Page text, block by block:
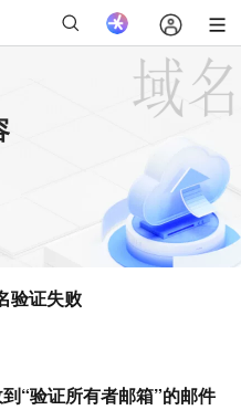
验证失败
“验证所有者邮箱”的邮件